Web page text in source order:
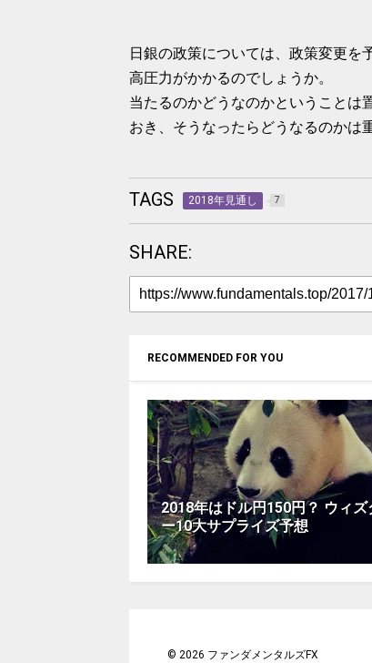
日銀の政策については、政策変更を
高圧力がかかるのでしょうか。
当たるのかどうなのかということは
おき、そうなったらどうなるのかは
TAGS 2018年見通し 7
SHARE:
RECOMMENDED FOR YOU
2018年はドル円150円？ ウィズ
ー10大サプライズ予想
©2026 ファンダメンタルズFX